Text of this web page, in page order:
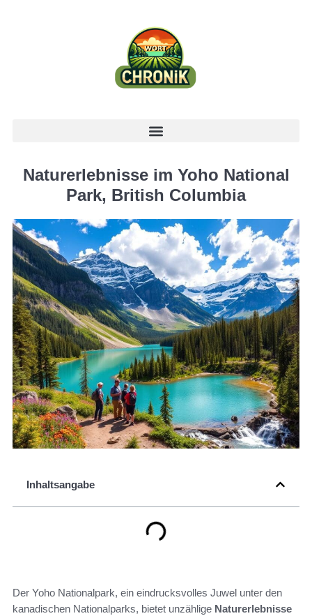
Naturerlebnisse im Yoho National
Park, British Columbia
Inhaltsangabe
Der Yoho Nationalpark, ein eindrucksvolles Juwel unter den
kanadischen Nationalparks, bietet unzählige Naturerlebnisse